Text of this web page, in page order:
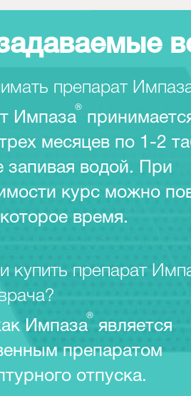
препарат
Импаза®
месяцев по 1-2
запивая водой. При
курс можно
время.
купить препарат
Импаза®является
препаратом
отпуска.